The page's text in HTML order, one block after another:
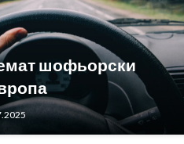
шофьорски